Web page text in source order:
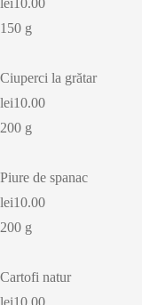
lei10.00
150 g
Ciuperci la grătar
lei10.00
200 g
Piure de spanac
lei10.00
200 g
Cartofi natur
lei10.00